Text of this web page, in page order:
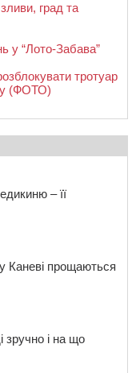
град та
у “Лото-Забава”
тротуар
(ФОТО)
– її
Каневі прощаються
зручно і на що